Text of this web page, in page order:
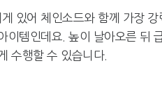
있어 체인소드와 함께 가장
템인데요. 높이 날아오른 뒤
수행할 수 있습니다.